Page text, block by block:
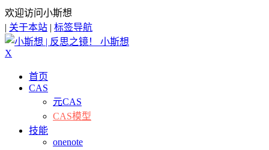
欢迎访问小斯想
| 关于本站 | 标签导航
小斯想
X
首页
CAS
元CAS
CAS模型
技能
onenote